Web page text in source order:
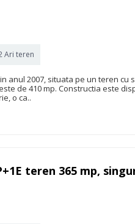
Ari teren
anul 2007, situata pe un teren cu
de 410 mp. Constructia este
o ca..
teren 365 mp,